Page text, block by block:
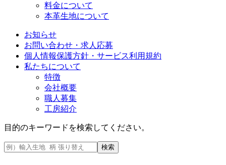
料金について
本革生地について
お知らせ
お問い合わせ・求人応募
個人情報保護方針・サービス利用規約
私たちについて
特徴
会社概要
職人募集
工房紹介
目的のキーワードを検索してください。
検索